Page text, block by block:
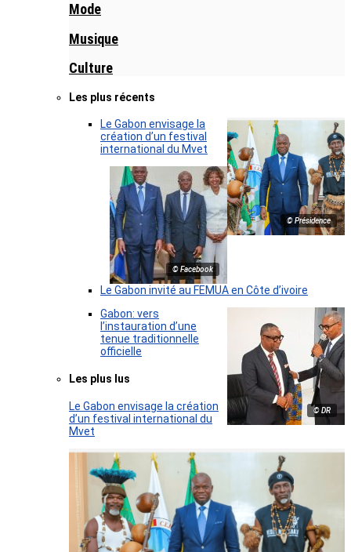
Mode
Musique
Culture
Les plus récents
© Présidence
Le Gabon envisage la
création d’un festival
international du Mvet
© Facebook
Le Gabon invité au FEMUA en Côte d’ivoire
© DR
Gabon: vers
l’instauration d’une
tenue traditionnelle
officielle
Les plus lus
Le Gabon envisage la création
d’un festival international du
Mvet